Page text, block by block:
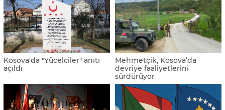
Kosova'da "Yücelciler" anıtı
açıldı
Mehmetçik, Kosova’da
devriye faaliyetlerini
sürdürüyor